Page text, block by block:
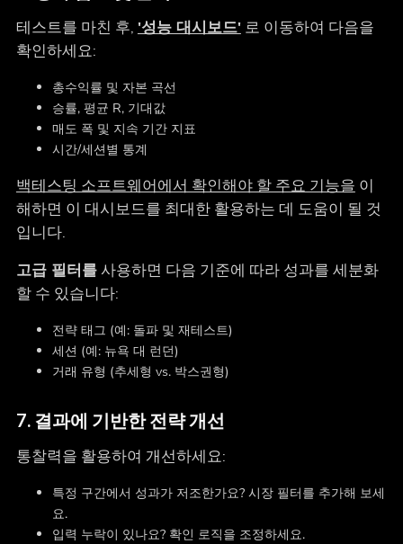
테스트를 마친 후, '성능 대시보드'로 이동하여 다음을
확인하세요:
총수익률 및 자본 곡선
승률, 평균 R, 기대값
매도 폭 및 지속 기간 지표
시간/세션별 통계
백테스팅 소프트웨어에서 확인해야 할 주요 기능을 이
해하면 이 대시보드를 최대한 활용하는 데 도움이 될 것
입니다.
고급 필터를사용하면 다음 기준에 따라 성과를 세분화
할 수 있습니다:
전략 태그 (예: 돌파 및 재테스트)
세션 (예: 뉴욕 대 런던)
거래 유형 (추세형 vs. 박스권형)
7. 결과에 기반한 전략 개선
통찰력을 활용하여 개선하세요:
특정 구간에서 성과가 저조한가요? 시장 필터를 추가해 보세
요.
입력 누락이 있나요? 확인 로직을 조정하세요.